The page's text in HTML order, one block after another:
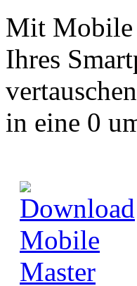
Mit Mobile
Ihres
in eine 0